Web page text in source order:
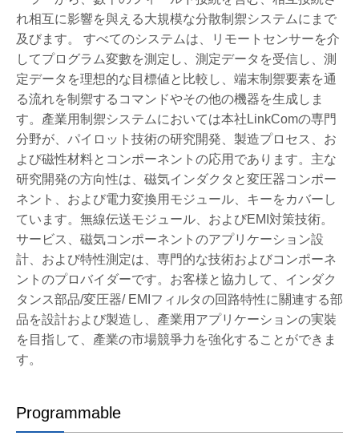
れ相互に影響を與える大規模な分散制禦システムにまで
及びます。 すべてのシステムは、リモートセンサーを介
してプログラム変數を測定し、測定データを受信し、測
定データを理想的な目標値と比較し、端末制禦要素を通
る流れを制禦するコマンドやその他の機器を生成しま
す。產業用制禦システムにおいては本社LinkComの専門
分野が、パイロット技術の研究開発、製造プロセス、お
よび磁性材料とコンポーネントの応用であります。主な
研究開発の方向性は、磁気インダクタと変圧器コンポー
ネント、および電力変換用モジュール、キーをカバーし
ています。無線伝送モジュール、およびEMI対策技術。
サービス、磁気コンポーネントのアプリケーション設
計、および特性測定は、専門的な技術およびコンポーネ
ントのプロバイダーです。お客様と協力して、インダク
タンス部品/変圧器/ EMIフィルタの回路特性に關連する部
品を設計および製造し、產業用アプリケーションの実裝
を目指して、產業の市場競爭力を強化することができま
す。
Programmable